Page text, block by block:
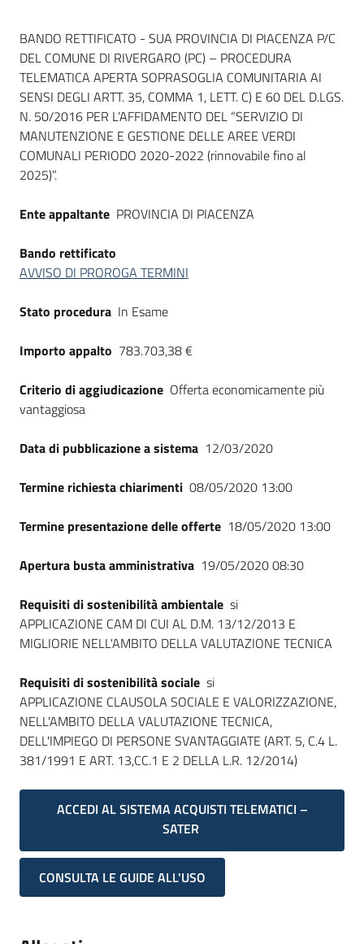
Dati del bando
BANDO RETTIFICATO - SUA PROVINCIA DI PIACENZA P/C
DEL COMUNE DI RIVERGARO (PC) – PROCEDURA
TELEMATICA APERTA SOPRASOGLIA COMUNITARIA AI
SENSI DEGLI ARTT. 35, COMMA 1, LETT. C) E 60 DEL D.LGS.
N. 50/2016 PER L’AFFIDAMENTO DEL “SERVIZIO DI
MANUTENZIONE E GESTIONE DELLE AREE VERDI
COMUNALI PERIODO 2020-2022 (rinnovabile fino al
2025)”.
Ente appaltante PROVINCIA DI PIACENZA
Bando rettificato
AVVISO DI PROROGA TERMINI
Stato procedura In Esame
Importo appalto 783.703,38 €
Criterio di aggiudicazione Offerta economicamente più
vantaggiosa
Data di pubblicazione a sistema 12/03/2020
Termine richiesta chiarimenti 08/05/2020 13:00
Termine presentazione delle offerte 18/05/2020 13:00
Apertura busta amministrativa 19/05/2020 08:30
Requisiti di sostenibilità ambientale si
APPLICAZIONE CAM DI CUI AL D.M. 13/12/2013 E
MIGLIORIE NELL'AMBITO DELLA VALUTAZIONE TECNICA
Requisiti di sostenibilità sociale si
APPLICAZIONE CLAUSOLA SOCIALE E VALORIZZAZIONE,
NELL'AMBITO DELLA VALUTAZIONE TECNICA,
DELL'IMPIEGO DI PERSONE SVANTAGGIATE (ART. 5, C.4 L.
381/1991 E ART. 13,CC.1 E 2 DELLA L.R. 12/2014)
ACCEDI AL SISTEMA ACQUISTI TELEMATICI –
SATER
CONSULTA LE GUIDE ALL'USO